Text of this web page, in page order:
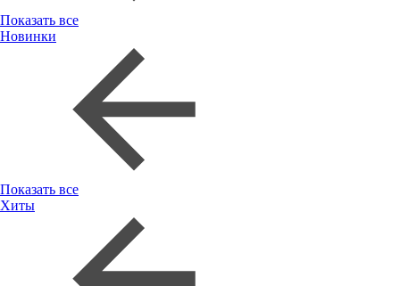
Показать все
Новинки
Показать все
Хиты